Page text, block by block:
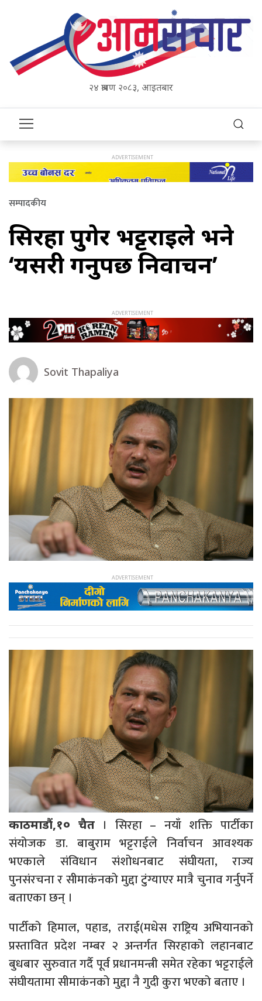
२४ श्रावण २०८३, आइतबार
सम्पादकीय
सिरहा पुगेर भट्टराईले भने
‘यसरी गर्नुपर्छ निर्वाचन’
Sovit Thapaliya
काठमाडौं,१० चैत। सिरहा – नयाँ शक्ति पार्टीका
संयोजक डा. बाबुराम भट्टराईले निर्वाचन आवश्यक
भएकाले संविधान संशोधनबाट संघीयता, राज्य
पुनसंरचना र सीमाकंनको मुद्दा टुंग्याएर मात्रै चुनाव गर्नुपर्ने
बताएका छन् ।
पार्टीको हिमाल, पहाड, तराई(मधेस राष्ट्रिय अभियानको
प्रस्तावित प्रदेश नम्बर २ अन्तर्गत सिरहाको लहानबाट
बुधबार सुरुवात गर्दै पूर्व प्रधानमन्त्री समेत रहेका भट्टराईले
संघीयतामा सीमाकंनको मुद्दा नै गुदी कुरा भएको बताए ।